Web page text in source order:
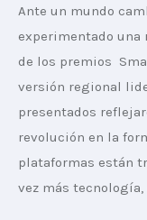
Ante un mundo
experimentado una
de los premios
versión regional
presentados
revolución en la
plataformas están
vez más